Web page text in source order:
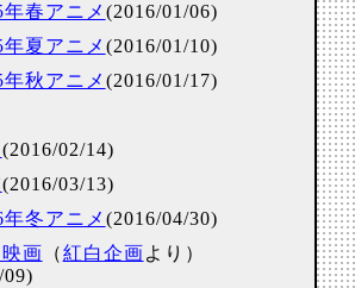
春アニメ (2016/01/06)
夏アニメ (2016/01/10)
秋アニメ (2016/01/17)
(2016/02/14)
(2016/03/13)
冬アニメ (2016/04/30)
画 （紅白企画より）
09)